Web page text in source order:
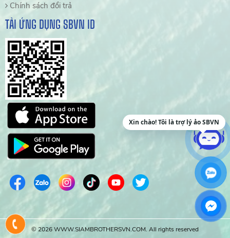
Chính sách đổi trả
TẢI ỨNG DỤNG SBVN ID
© 2026 WWW.SIAMBROTHERSVN.COM. All rights reserved
Xin chào! Tôi là trợ lý ảo SBVN